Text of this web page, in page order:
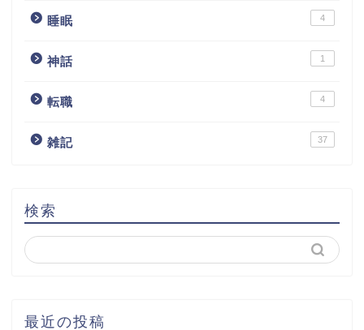
睡眠 4
神話 1
転職 4
雑記 37
検索
最近の投稿